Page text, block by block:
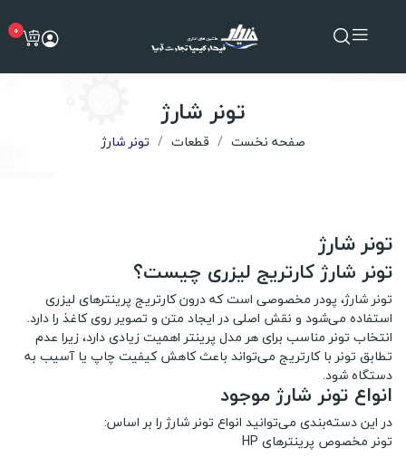
0
تونر شارژ
صفحه نخست قطعات تونر شارژ
تونر شارژ
تونر شارژ کارتریج لیزری چیست؟
تونر شارژ، پودر مخصوصی است که درون کارتریج پرینترهای لیزری
استفاده می‌شود و نقش اصلی در ایجاد متن و تصویر روی کاغذ را دارد.
انتخاب تونر مناسب برای هر مدل پرینتر اهمیت زیادی دارد، زیرا عدم
تطابق تونر با کارتریج می‌تواند باعث کاهش کیفیت چاپ یا آسیب به
دستگاه شود.
انواع تونر شارژ موجود
در این دسته‌بندی می‌توانید انواع تونر شارژ را بر اساس:
تونر مخصوص پرینترهای HP